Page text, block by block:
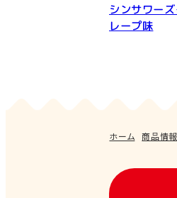
シンサワー
レープ味
ホーム 商品情報